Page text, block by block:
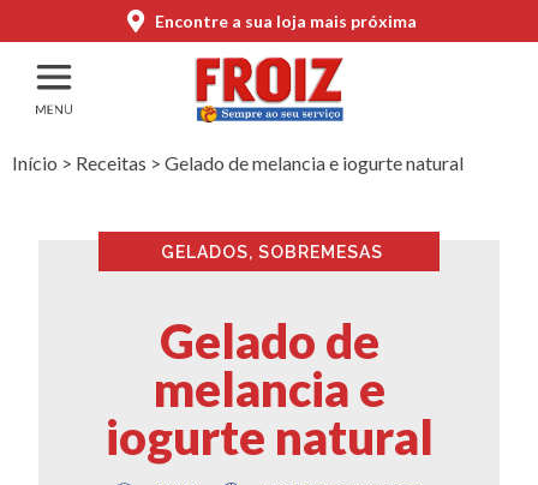
Encontre a sua loja mais próxima
Início > Receitas > Gelado de melancia e iogurte natural
GELADOS, SOBREMESAS
Gelado de
melancia e
iogurte natural